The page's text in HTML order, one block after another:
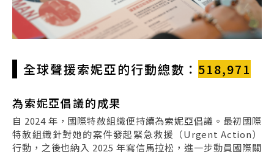
全球聲援索妮亞的行動總數： 518,971
為索妮亞倡議的成果
自 2024 年，國際特赦組織便持續為索妮亞倡議。最初國際
特赦組織針對她的案件發起緊急救援（Urgent Action）
行動，之後也納入 2025 年寫信馬拉松，進一步動員國際關